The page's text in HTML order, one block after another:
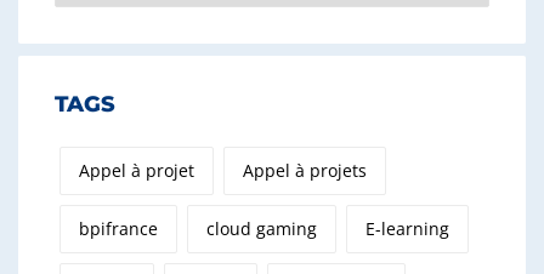
TAGS
Appel à projet Appel à projets
bpifrance cloud gaming E-learning